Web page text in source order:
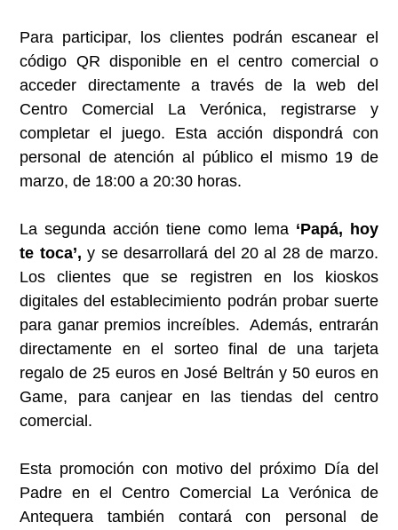
Para participar, los clientes podrán escanear el
código QR disponible en el centro comercial o
acceder directamente a través de la web del
Centro Comercial La Verónica, registrarse y
completar el juego. Esta acción dispondrá con
personal de atención al público el mismo 19 de
marzo, de 18:00 a 20:30 horas.
La segunda acción tiene como lema‘Papá, hoy
te toca’,y se desarrollará del 20 al 28 de marzo.
Los clientes que se registren en los kioskos
digitales del establecimiento podrán probar suerte
para ganar premios increíbles. Además, entrarán
directamente en el sorteo final de una tarjeta
regalo de 25 euros en José Beltrán y 50 euros en
Game, para canjear en las tiendas del centro
comercial.
Esta promoción con motivo del próximo Día del
Padre en el Centro Comercial La Verónica de
Antequera también contará con personal de